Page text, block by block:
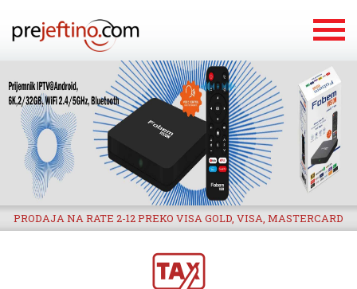
PRODAJA NA RATE 2-12 PREKO VISA GOLD, VISA, MASTERCARD